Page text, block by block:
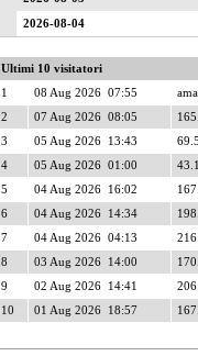
2026-08-04
Ultimi 10 visitatori
1
08 Aug 2026 07:55
2
07 Aug 2026 08:05
3
05 Aug 2026 13:43
4
05 Aug 2026 01:00
5
04 Aug 2026 16:02
6
04 Aug 2026 14:34
7
04 Aug 2026 04:13
8
03 Aug 2026 14:00
9
02 Aug 2026 14:41
10
01 Aug 2026 18:57